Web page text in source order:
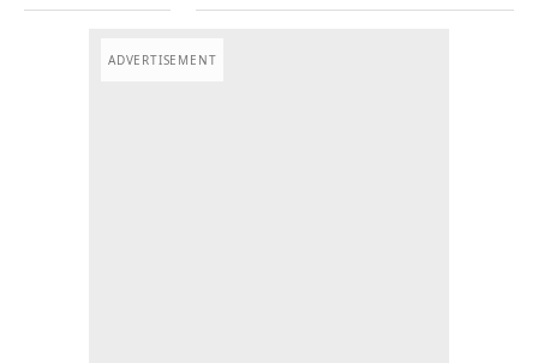
ADVERTISEMENT